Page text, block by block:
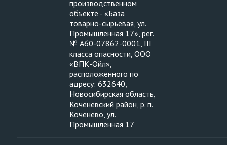
производственном
объекте - «База
товарно-сырьевая, ул.
Промышленная 17», рег.
№ А60-07862-0001, III
класса опасности, ООО
«ВПК-Ойл»,
расположенного по
адресу: 632640,
Новосибирская область,
Коченевский район, р. п.
Коченево, ул.
Промышленная 17